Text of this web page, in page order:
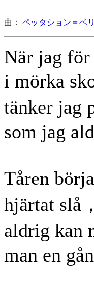
曲： ペッタション＝ベ
När jag
i mörka
tänker jag
som jag
Tåren
hjärtat slå，
aldrig kan
man en